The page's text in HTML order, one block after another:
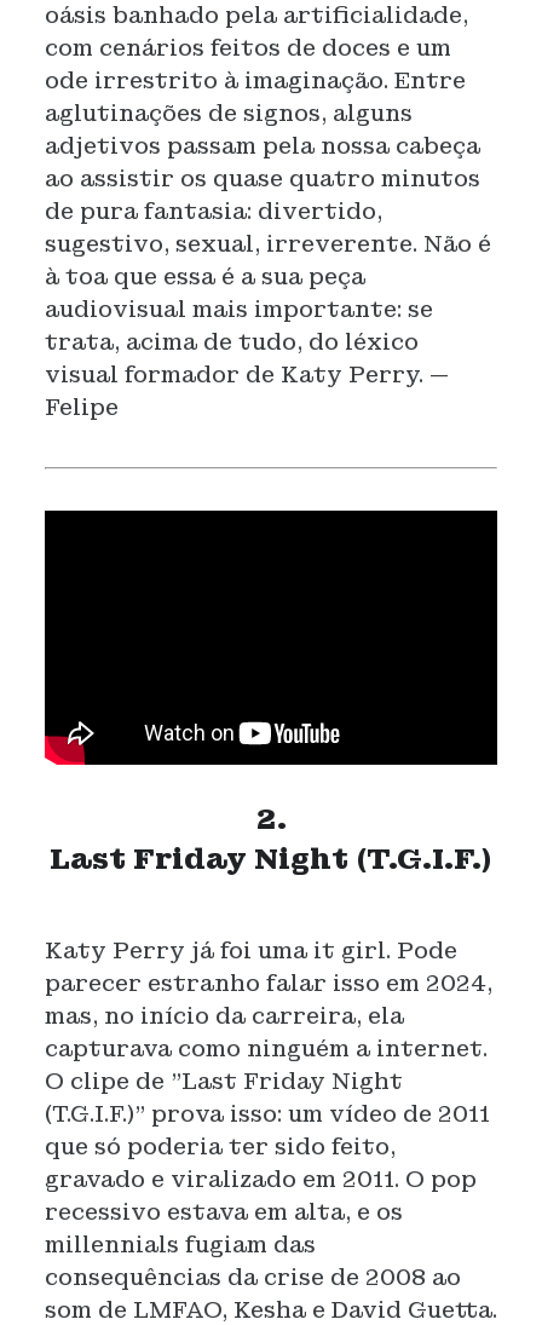
oásis banhado pela artificialidade,
com cenários feitos de doces e um
ode irrestrito à imaginação. Entre
aglutinações de signos, alguns
adjetivos passam pela nossa cabeça
ao assistir os quase quatro minutos
de pura fantasia: divertido,
sugestivo, sexual, irreverente. Não é
à toa que essa é a sua peça
audiovisual mais importante: se
trata, acima de tudo, do léxico
visual formador de Katy Perry. —
Felipe
2.
Last Friday Night (T.G.I.F.)
Katy Perry já foi uma it girl. Pode
parecer estranho falar isso em 2024,
mas, no início da carreira, ela
capturava como ninguém a internet.
O clipe de "Last Friday Night
(T.G.I.F.)" prova isso: um vídeo de 2011
que só poderia ter sido feito,
gravado e viralizado em 2011. O pop
recessivo estava em alta, e os
millennials fugiam das
consequências da crise de 2008 ao
som de LMFAO, Kesha e David Guetta.